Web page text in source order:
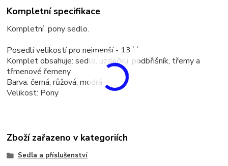
Kompletní specifikace
Kompletní pony sedlo.
Posedlí velikostí pro nejmenší - 13´´
Komplet obsahuje: sedlo, uzdečku, podbřišník, třemy a
třmenové řemeny
Barva: černá, růžová, modrá
Velikost: Pony
Zboží zařazeno v kategoriích
Sedla a příslušenství